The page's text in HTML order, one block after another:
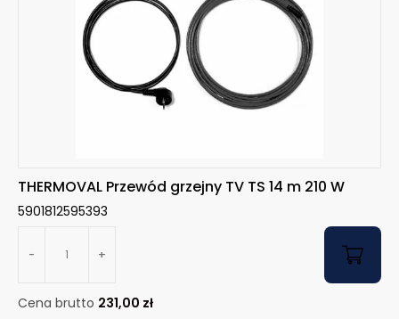
THERMOVAL Przewód grzejny TV TS 14 m 210 W
5901812595393
- +
Cena brutto 231,00 zł